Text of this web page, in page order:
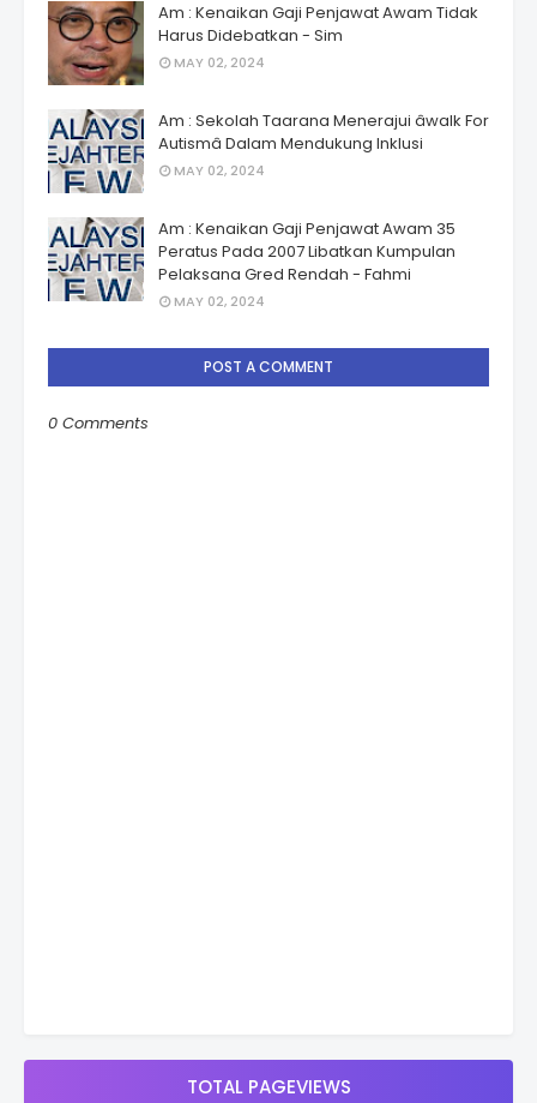
Am : Kenaikan Gaji Penjawat Awam Tidak
Harus Didebatkan - Sim
MAY 02, 2024
Am : Sekolah Taarana Menerajui âwalk For
Autismâ Dalam Mendukung Inklusi
MAY 02, 2024
Am : Kenaikan Gaji Penjawat Awam 35
Peratus Pada 2007 Libatkan Kumpulan
Pelaksana Gred Rendah - Fahmi
MAY 02, 2024
POST A COMMENT
0 Comments
TOTAL PAGEVIEWS